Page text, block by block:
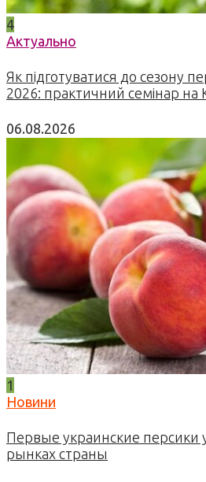
4
Актуально
Як підготуватися до сезону
2026: практичний семінар на
06.08.2026
1
Новини
Первые украинские персики
рынках страны